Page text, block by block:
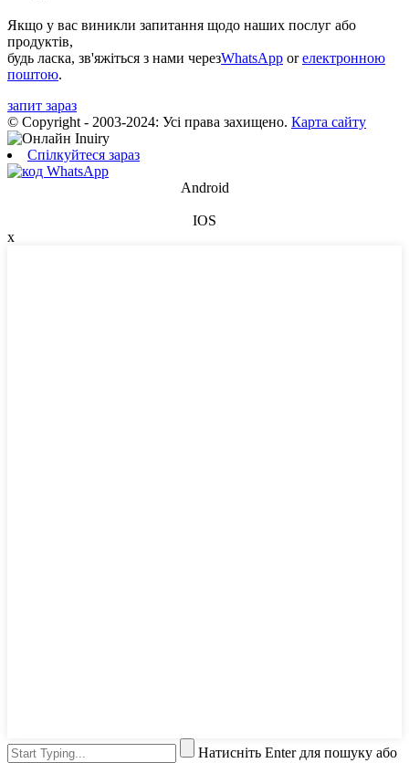
Якщо у вас виникли запитання щодо наших послуг або
продуктів,
будь ласка, зв'яжіться з нами черезWhatsApp orелектронною
поштою.
запит зараз
© Copyright - 2003-2024: Усі права захищено. Карта сайту
Спілкуйтеся зараз
Android
IOS
x
Натисніть Enter для пошуку або